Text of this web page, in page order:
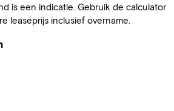
is een indicatie. Gebruik de calculator
leaseprijs inclusief overname.